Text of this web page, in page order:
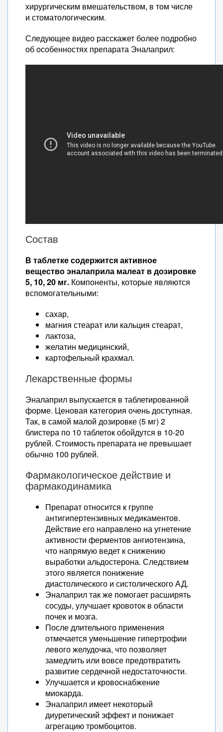
хирургическим вмешательством, в том числе
и стоматологическим.
Следующее видео расскажет более подробно
об особенностях препарата Эналаприл:
Состав
В таблетке содержится активное
вещество эналаприла малеат в дозировке
5, 10, 20 мг. Компоненты, которые являются
вспомогательными:
сахар,
магния стеарат или кальция стеарат,
лактоза,
желатин медицинский,
картофельный крахмал.
Лекарственные формы
Эналаприл выпускается в таблетированной
форме. Ценовая категория очень доступная.
Так, в самой малой дозировке (5 мг) 2
блистера по 10 таблеток обойдутся в 10-20
рублей. Стоимость препарата не превышает
обычно 100 рублей.
Фармакологическое действие и
фармакодинамика
Препарат относится к группе
антигипертензивных медикаментов.
Действие его направлено на угнетение
активности ферментов ангиотензина,
что напрямую ведет к снижению
выработки альдостерона. Следствием
этого является понижение
диастолического и систолического АД.
Эналаприл так же помогает расширять
сосуды, улучшает кровоток в области
почек и мозга.
После длительного применения
отмечается уменьшение гипертрофии
левого желудочка, что позволяет
замедлить или вовсе предотвратить
развитие сердечной недостаточности.
Улучшается и кровоснабжение
миокарда.
Эналаприл имеет некоторый
диуретический эффект и понижает
агрегацию тромбоцитов.